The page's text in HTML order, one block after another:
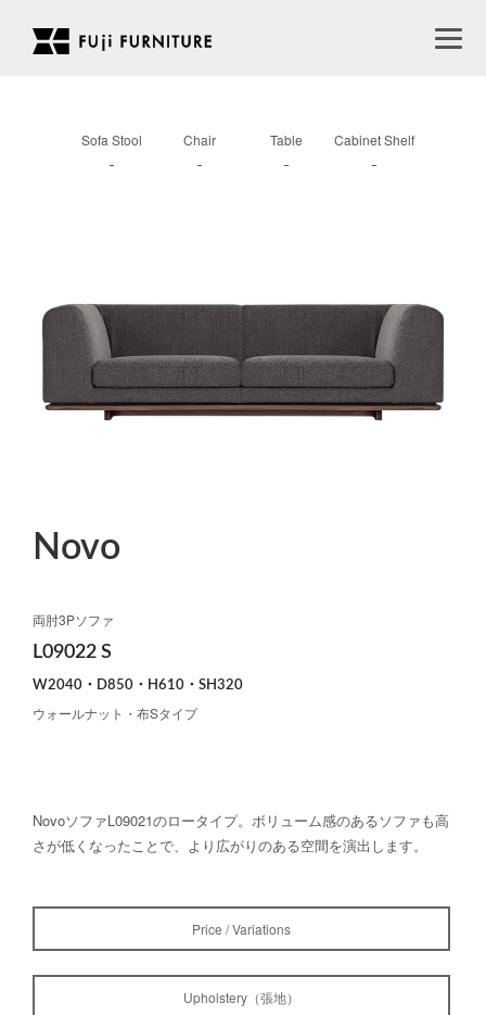
Sofa Stool Chair Table Cabinet Shelf
Novo
両肘3Pソファ
L09022 S
W2040・D850・H610・SH320
ウォールナット・布Sタイプ
NovoソファL09021のロータイプ。ボリューム感のあるソファも高
さが低くなったことで、より広がりのある空間を演出します。
Price / Variations
Upholstery（張地）